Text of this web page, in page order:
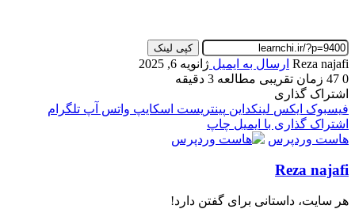
کپی لینک
Reza najafi ارسال به ایمیل ژانویه 6, 2025
0
زمان تقریبی مطالعه 3 دقیقه
اشتراک گذاری
فیسبوک ایکس لینکداین پینتریست اسکایپ واتس آپ تلگرام
اشتراک گذاری با ایمیل چاپ
هاست وردپرس
Reza najafi
هر سایت، داستانی برای گفتن دارد!